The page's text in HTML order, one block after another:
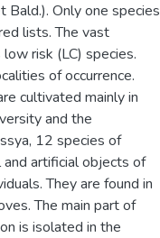
Bald.). Only one species
lists. The vast
risk (LC) species.
of occurrence.
cultivated mainly in
and the
12 species of
artificial objects of
They are found in
The main part of
is isolated in the